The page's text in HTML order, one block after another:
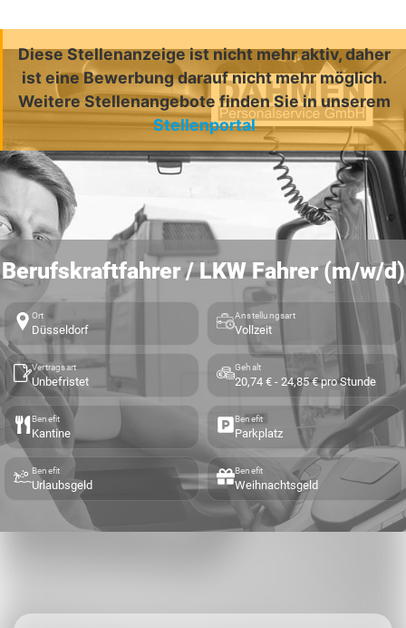
Diese Stellenanzeige ist nicht mehr aktiv, daher
ist eine Bewerbung darauf nicht mehr möglich.
Weitere Stellenangebote finden Sie in unserem
Stellenportal
Berufskraftfahrer / LKW Fahrer (m/w/d)
Ort
Düsseldorf
Anstellungsart
Vollzeit
Vertragsart
Unbefristet
Gehalt
20,74 € - 24,85 € pro Stunde
Benefit
Kantine
Benefit
Parkplatz
Benefit
Urlaubsgeld
Benefit
Weihnachtsgeld